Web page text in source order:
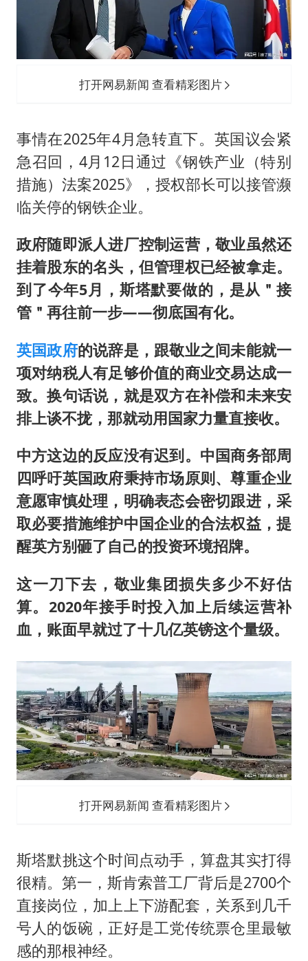
打开网易新闻 查看精彩图片
事情在2025年4月急转直下。英国议会紧
急召回，4月12日通过《钢铁产业（特别
措施）法案2025》，授权部长可以接管濒
临关停的钢铁企业。
政府随即派人进厂控制运营，敬业虽然还
挂着股东的名头，但管理权已经被拿走。
到了今年5月，斯塔默要做的，是从＂接
管＂再往前一步——彻底国有化。
英国政府的说辞是，跟敬业之间未能就一
项对纳税人有足够价值的商业交易达成一
致。换句话说，就是双方在补偿和未来安
排上谈不拢，那就动用国家力量直接收。
中方这边的反应没有迟到。中国商务部周
四呼吁英国政府秉持市场原则、尊重企业
意愿审慎处理，明确表态会密切跟进，采
取必要措施维护中国企业的合法权益，提
醒英方别砸了自己的投资环境招牌。
这一刀下去，敬业集团损失多少不好估
算。2020年接手时投入加上后续运营补
血，账面早就过了十几亿英镑这个量级。
打开网易新闻 查看精彩图片
斯塔默挑这个时间点动手，算盘其实打得
很精。第一，斯肯索普工厂背后是2700个
直接岗位，加上上下游配套，关系到几千
号人的饭碗，正好是工党传统票仓里最敏
感的那根神经。